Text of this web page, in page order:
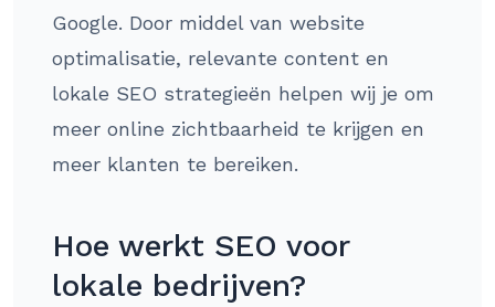
Google. Door middel van website
optimalisatie, relevante content en
lokale SEO strategieën helpen wij je om
meer online zichtbaarheid te krijgen en
meer klanten te bereiken.
Hoe werkt SEO voor
lokale bedrijven?